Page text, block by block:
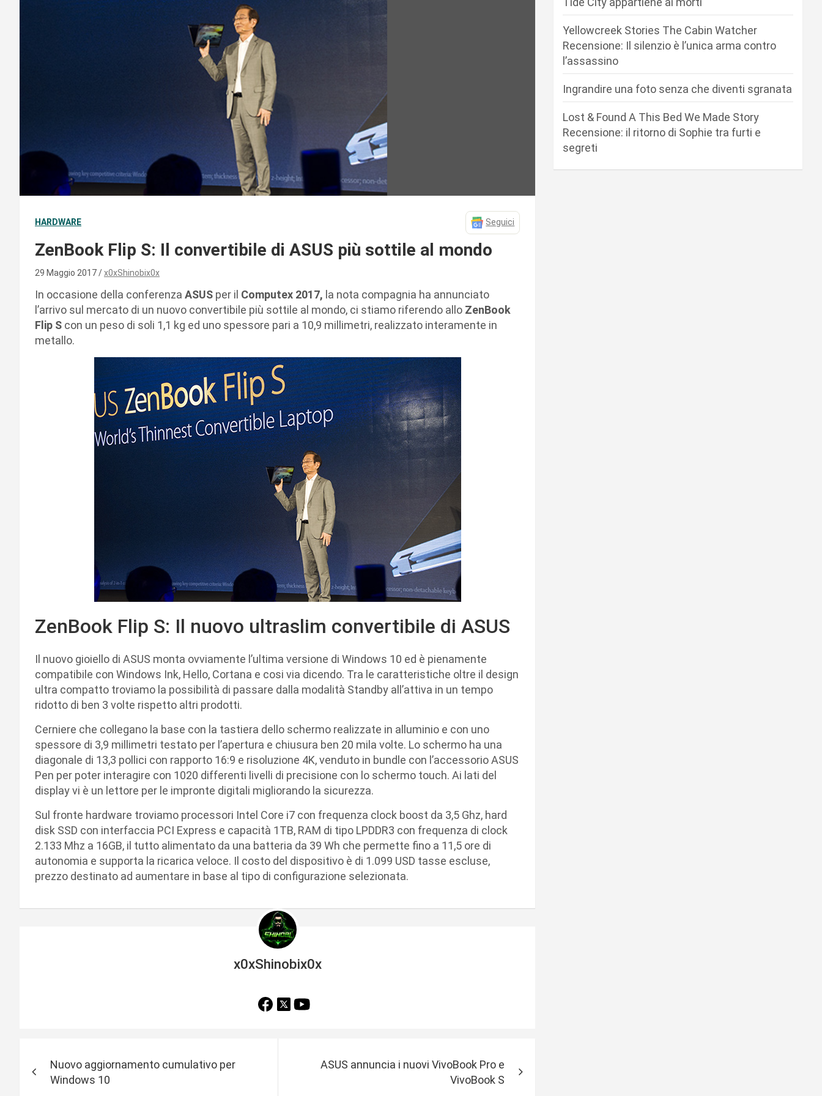
HARDWARE Seguici
ZenBook Flip S: Il convertibile di ASUS più sottile al mondo
29 Maggio 2017 x0xShinobix0x
In occasione della conferenza ASUS per il Computex 2017, la nota compagnia ha annunciato
l’arrivo sul mercato di un nuovo convertibile più sottile al mondo, ci stiamo riferendo allo ZenBook
Flip S con un peso di soli 1,1 kg ed uno spessore pari a 10,9 millimetri, realizzato interamente in
metallo.
ZenBook Flip S: Il nuovo ultraslim convertibile di ASUS
Il nuovo gioiello di ASUS monta ovviamente l’ultima versione di Windows 10 ed è pienamente
compatibile con Windows Ink, Hello, Cortana e cosi via dicendo. Tra le caratteristiche oltre il design
ultra compatto troviamo la possibilità di passare dalla modalità Standby all’attiva in un tempo
ridotto di ben 3 volte rispetto altri prodotti.
Cerniere che collegano la base con la tastiera dello schermo realizzate in alluminio e con uno
spessore di 3,9 millimetri testato per l’apertura e chiusura ben 20 mila volte. Lo schermo ha una
diagonale di 13,3 pollici con rapporto 16:9 e risoluzione 4K, venduto in bundle con l’accessorio ASUS
Pen per poter interagire con 1020 differenti livelli di precisione con lo schermo touch. Ai lati del
display vi è un lettore per le impronte digitali migliorando la sicurezza.
Sul fronte hardware troviamo processori Intel Core i7 con frequenza clock boost da 3,5 Ghz, hard
disk SSD con interfaccia PCI Express e capacità 1TB, RAM di tipo LPDDR3 con frequenza di clock
2.133 Mhz a 16GB, il tutto alimentato da una batteria da 39 Wh che permette fino a 11,5 ore di
autonomia e supporta la ricarica veloce. Il costo del dispositivo è di 1.099 USD tasse escluse,
prezzo destinato ad aumentare in base al tipo di configurazione selezionata.
x0xShinobix0x
Nuovo aggiornamento cumulativo per
Windows 10
ASUS annuncia i nuovi VivoBook Pro e
VivoBook S
Yellowcreek Stories The Cabin Watcher
Recensione: Il silenzio è l’unica arma contro
l’assassino
Ingrandire una foto senza che diventi sgranata
Lost & Found A This Bed We Made Story
Recensione: il ritorno di Sophie tra furti e
segreti